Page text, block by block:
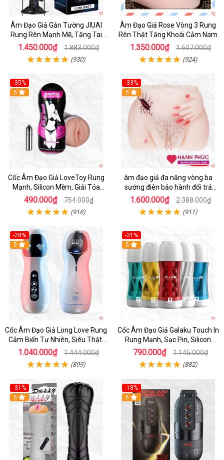
Âm Đạo Giả Gắn Tường JIUAI
Rung Rên Mạnh Mẽ, Tặng Tai
Nghe
1.450.000₫ 1.883.000₫
(930)
Âm Đạo Giả Rose Vòng 3 Rung
Rên Thật Tăng Khoái Cảm Nam
1.350.000₫ 1.607.000₫
(924)
-35%
5
Cốc Âm Đạo Giả LoveToy Rung
Mạnh, Silicon Mềm, Giải Tỏa
Sinh Lý
490.000₫ 754.000₫
(918)
-33%
5
âm đạo giả đa năng vòng ba
sướng điên bảo hành đổi trả
nhanh
1.600.000₫ 2.388.000₫
(911)
-28%
5
Cốc Âm Đạo Giả Long Love Rung
Cảm Biến Tự Nhiên, Siêu Thật,
Sướng
1.040.000₫ 1.444.000₫
(899)
-31%
Hot
5
Cốc Âm Đạo Giả Galaku Touch In
Rung Mạnh, Sạc Pin, Silicon
Mềm
790.000₫ 1.145.000₫
(882)
-31%
5
-18%
5